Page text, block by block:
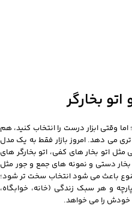
بخارگر
وقتی ابزار درست را انتخاب کنید، هم
می دهد. امروز بازار فقط به یک مدل
اتو بخار های کفی، اتو بخارگر های
دستی و نمونه های جمع و جور مثل
باعث می شود انتخاب سخت تر شود؛
و هر سبک زندگی (خانه، خوابگاه،
خودش را می خواهد.